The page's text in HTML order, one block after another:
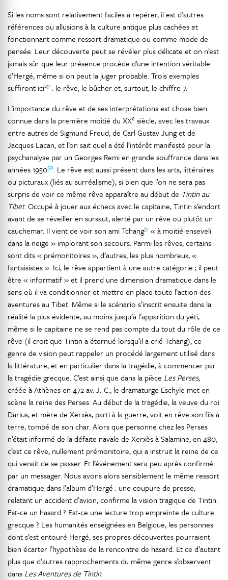
Si les noms sont relativement faciles à repérer, il est d’autres
références ou allusions à la culture antique plus cachées et
fonctionnant comme ressort dramatique ou comme mode de
pensée. Leur découverte peut se révéler plus délicate et on n’est
jamais sûr que leur présence procède d’une intention véritable
d’Hergé, même si on peut la juger probable. Trois exemples
suffiront ici29 : le rêve, le bûcher et, surtout, le chiffre 7.
L’importance du rêve et de ses interprétations est chose bien
connue dans la première moitié du XXe siècle, avec les travaux
entre autres de Sigmund Freud, de Carl Gustav Jung et de
Jacques Lacan, et l’on sait quel a été l’intérêt manifesté pour la
psychanalyse par un Georges Remi en grande souffrance dans les
années 195030. Le rêve est aussi présent dans les arts, littéraires
ou picturaux (liés au surréalisme), si bien que l’on ne sera pas
surpris de voir ce même rêve apparaître au début de Tintin au
Tibet. Occupé à jouer aux échecs avec le capitaine, Tintin s’endort
avant de se réveiller en sursaut, alerté par un rêve ou plutôt un
cauchemar. Il vient de voir son ami Tchang31 « à moitié enseveli
dans la neige » implorant son secours. Parmi les rêves, certains
sont dits « prémonitoires », d’autres, les plus nombreux, «
fantaisistes ». Ici, le rêve appartient à une autre catégorie ; il peut
être « informatif » et il prend une dimension dramatique dans le
sens où il va conditionner et mettre en place toute l’action des
aventures au Tibet. Même si le scénario s’inscrit ensuite dans la
réalité la plus évidente, au moins jusqu’à l’apparition du yéti,
même si le capitaine ne se rend pas compte du tout du rôle de ce
rêve (il croit que Tintin a éternué lorsqu’il a crié Tchang), ce
genre de vision peut rappeler un procédé largement utilisé dans
la littérature, et en particulier dans la tragédie, à commencer par
la tragédie grecque. C’est ainsi que dans la pièce Les Perses,
créée à Athènes en 472 av. J.-C., le dramaturge Eschyle met en
scène la reine des Perses. Au début de la tragédie, la veuve du roi
Darius, et mère de Xerxès, parti à la guerre, voit en rêve son fils à
terre, tombé de son char. Alors que personne chez les Perses
n’était informé de la défaite navale de Xerxès à Salamine, en 480,
c’est ce rêve, nullement prémonitoire, qui a instruit la reine de ce
qui venait de se passer. Et l’événement sera peu après confirmé
par un messager. Nous avons alors sensiblement le même ressort
dramatique dans l’album d’Hergé : une coupure de presse,
relatant un accident d’avion, confirme la vision tragique de Tintin.
Est-ce un hasard ? Est-ce une lecture trop empreinte de culture
grecque ? Les humanités enseignées en Belgique, les personnes
dont s’est entouré Hergé, ses propres découvertes pourraient
bien écarter l’hypothèse de la rencontre de hasard. Et ce d’autant
plus que d’autres rapprochements du même genre s’observent
dans Les Aventures de Tintin.